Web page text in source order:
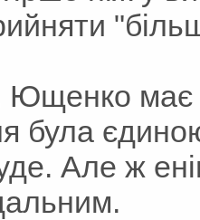
Ющенко має
була
Але ж